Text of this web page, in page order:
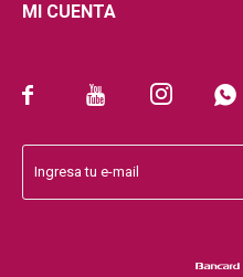
   
MI CUENTA